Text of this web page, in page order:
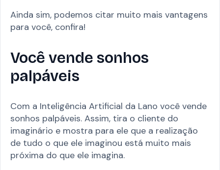
Ainda sim, podemos citar muito mais vantagens
para você, confira!
Você vende sonhos
palpáveis
Com a Inteligência Artificial da Lano você vende
sonhos palpáveis. Assim, tira o cliente do
imaginário e mostra para ele que a realização
de tudo o que ele imaginou está muito mais
próxima do que ele imagina.